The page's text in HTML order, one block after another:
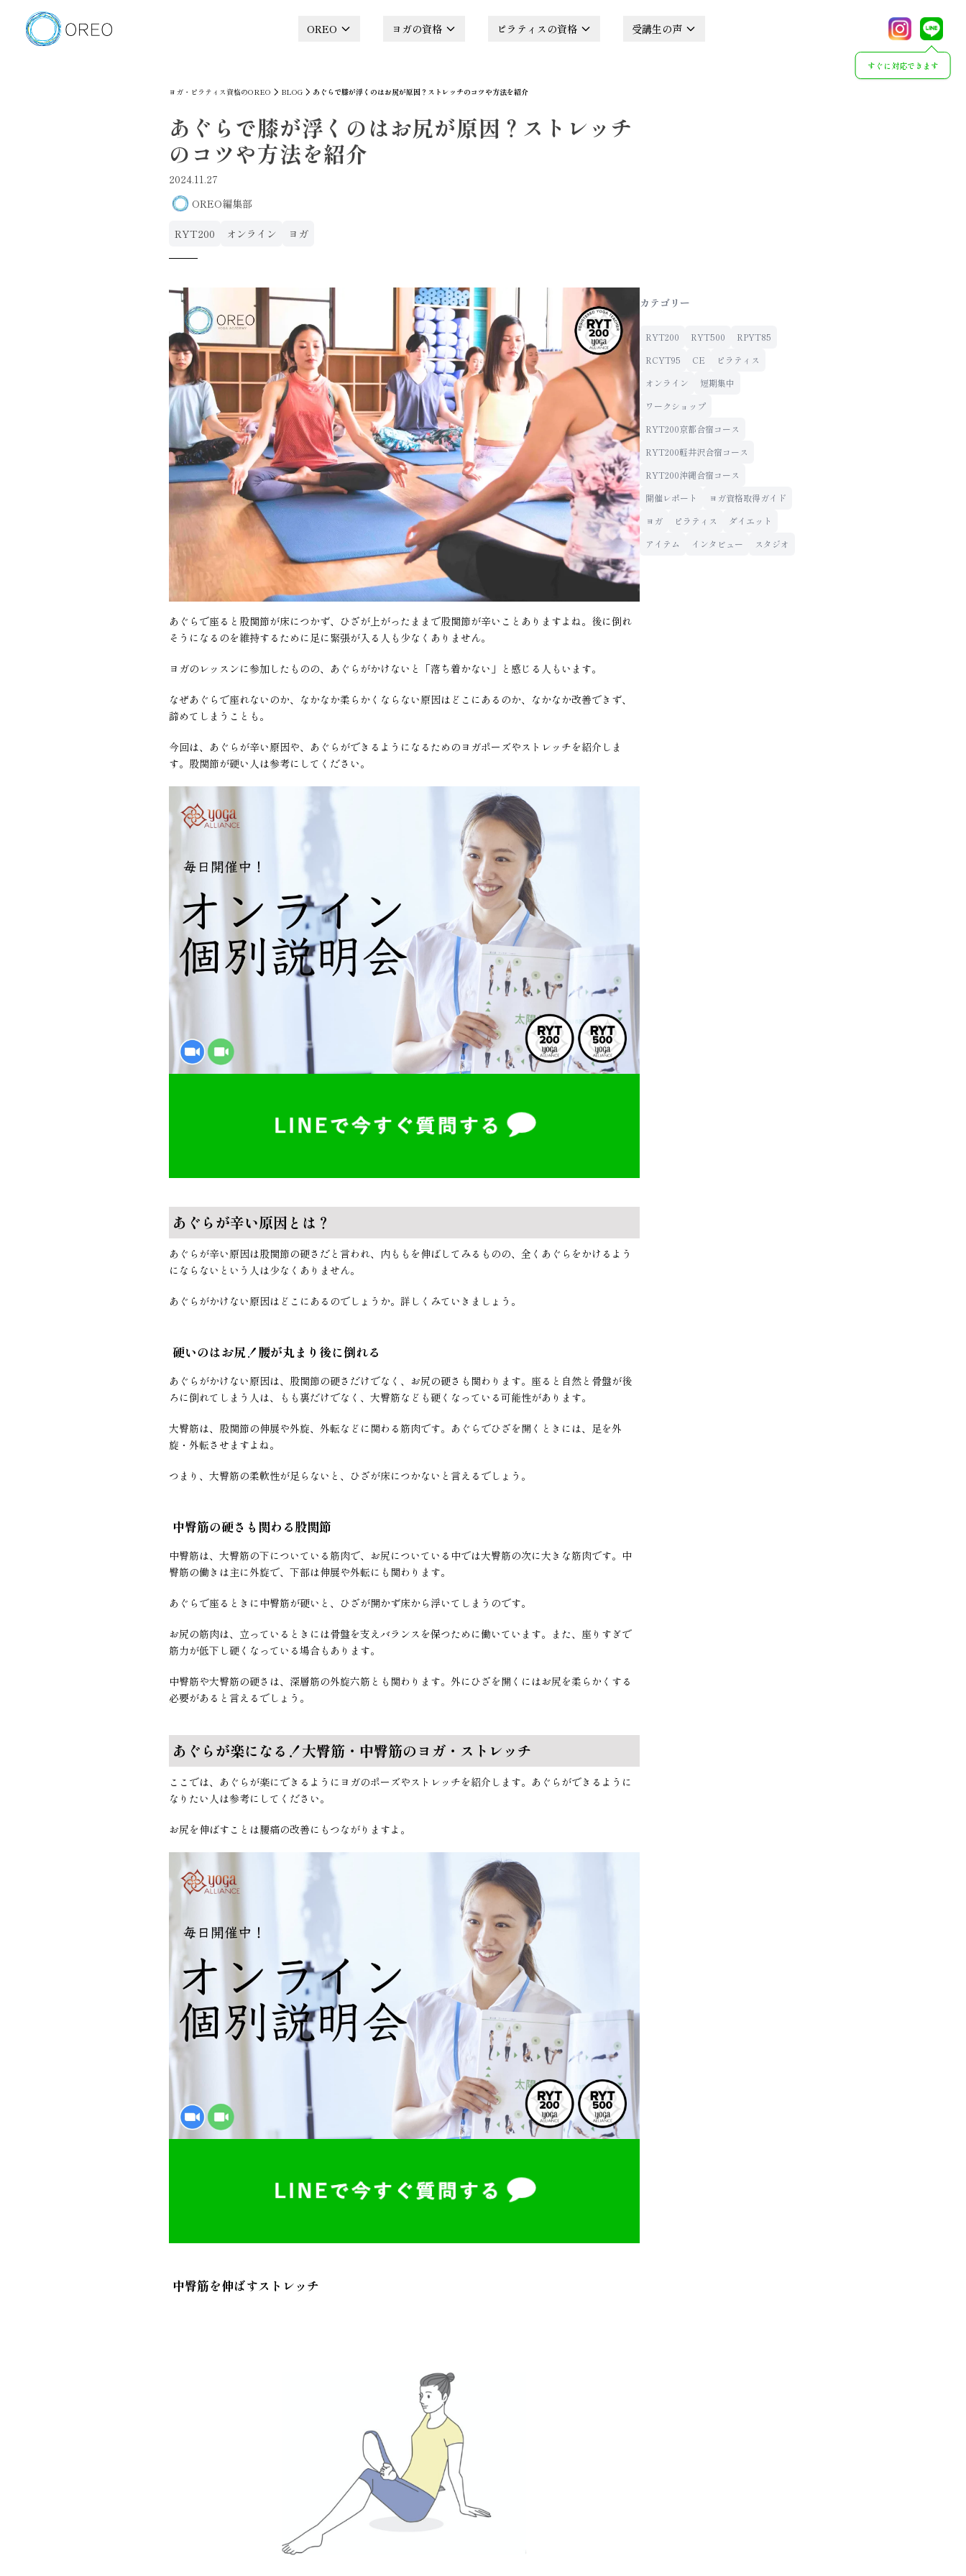
OREO ヨガの資格 ピラティスの資格 受講生の声
すぐに対応できます
ヨガ・ピラティス資格のOREO BLOG あぐらで膝が浮くのはお尻が原因？ストレッチのコツや方法を紹介
あぐらで膝が浮くのはお尻が原因？ストレッチ
のコツや方法を紹介
2024.11.27
OREO編集部
RYT200 オンライン ヨガ
あぐらで座ると股関節が床につかず、ひざが上がったままで股関節が辛いことありますよね。後に倒れ
そうになるのを維持するために足に緊張が入る人も少なくありません。
ヨガのレッスンに参加したものの、あぐらがかけないと「落ち着かない」と感じる人もいます。
なぜあぐらで座れないのか、なかなか柔らかくならない原因はどこにあるのか、なかなか改善できず、
諦めてしまうことも。
今回は、あぐらが辛い原因や、あぐらができるようになるためのヨガポーズやストレッチを紹介しま
す。股関節が硬い人は参考にしてください。
あぐらが辛い原因とは？
あぐらが辛い原因は股関節の硬さだと言われ、内ももを伸ばしてみるものの、全くあぐらをかけるよう
にならないという人は少なくありません。
あぐらがかけない原因はどこにあるのでしょうか。詳しくみていきましょう。
硬いのはお尻！腰が丸まり後に倒れる
あぐらがかけない原因は、股関節の硬さだけでなく、お尻の硬さも関わります。座ると自然と骨盤が後
ろに倒れてしまう人は、もも裏だけでなく、大臀筋なども硬くなっている可能性があります。
大臀筋は、股関節の伸展や外旋、外転などに関わる筋肉です。あぐらでひざを開くときには、足を外
旋・外転させますよね。
つまり、大臀筋の柔軟性が足らないと、ひざが床につかないと言えるでしょう。
中臀筋の硬さも関わる股関節
中臀筋は、大臀筋の下についている筋肉で、お尻についている中では大臀筋の次に大きな筋肉です。中
臀筋の働きは主に外旋で、下部は伸展や外転にも関わります。
あぐらで座るときに中臀筋が硬いと、ひざが開かず床から浮いてしまうのです。
お尻の筋肉は、立っているときには骨盤を支えバランスを保つために働いています。また、座りすぎで
筋力が低下し硬くなっている場合もあります。
中臀筋や大臀筋の硬さは、深層筋の外旋六筋とも関わります。外にひざを開くにはお尻を柔らかくする
必要があると言えるでしょう。
あぐらが楽になる！大臀筋・中臀筋のヨガ・ストレッチ
ここでは、あぐらが楽にできるようにヨガのポーズやストレッチを紹介します。あぐらができるように
なりたい人は参考にしてください。
お尻を伸ばすことは腰痛の改善にもつながりますよ。
中臀筋を伸ばすストレッチ
カテゴリー
RYT200 RYT500
RPYT85
RCYT95
CE
ピラティス
オンライン
短期集中
ワークショップ
RYT200京都合宿コース
RYT200軽井沢合宿コース
RYT200沖縄合宿コース
開催レポート
ヨガ資格取得ガイド
ヨガ
ピラティス
ダイエット
アイテム
インタビュー スタジオ